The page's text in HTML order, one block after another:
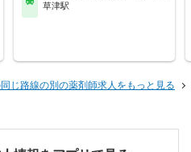
草津駅
じ路線の別の薬剤師求人をもっと見る